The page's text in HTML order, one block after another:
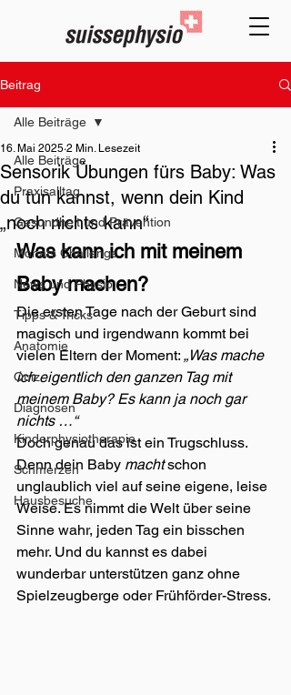
Beitrag
Alle Beiträge
Praxisalltag
Gesundheit und Prävention
Monats Challenge
News und Physio
Tipps & Tricks
Anatomie
Quiz
Diagnosen
Kinderphysiotherapie
Schmerzen
Hausbesuche
Alle Beiträge
Sensorik Übungen fürs Baby: Was
du tun kannst, wenn dein Kind
„noch nichts kann“
16. Mai 2025 2 Min. Lesezeit
Was kann ich mit meinem
Baby machen?
Die ersten Tage nach der Geburt sind
magisch und irgendwann kommt bei
vielen Eltern der Moment: „Was mache
ich eigentlich den ganzen Tag mit
meinem Baby? Es kann ja noch gar
nichts …“
Doch genau das ist ein Trugschluss.
Denn dein Baby macht schon
unglaublich viel auf seine eigene, leise
Weise. Es nimmt die Welt über seine
Sinne wahr, jeden Tag ein bisschen
mehr. Und du kannst es dabei
wunderbar unterstützen ganz ohne
Spielzeugberge oder Frühförder-Stress.